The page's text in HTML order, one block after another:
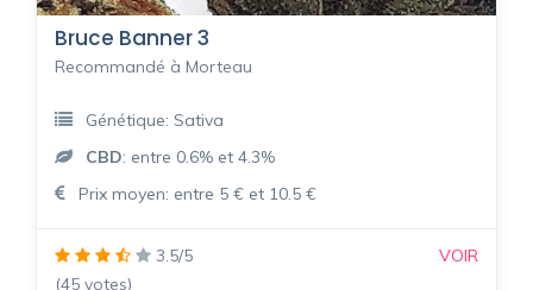
Bruce Banner 3
Recommandé à Morteau
Génétique: Sativa
CBD: entre 0.6% et 4.3%
Prix moyen: entre 5 € et 10.5 €
3.5/5
(45 votes)
VOIR